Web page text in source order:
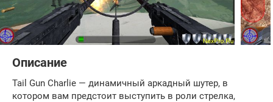
Описание
Tail Gun Charlie — динамичный аркадный шутер, в
котором вам предстоит выступить в роли стрелка,